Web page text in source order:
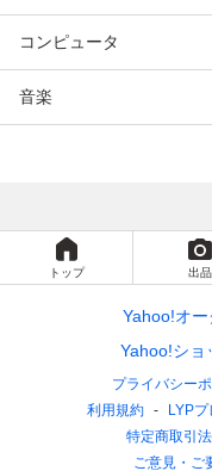
コンピュータ
音楽
トップ 出品
Yahoo!オ
Yahoo!ショ
プライバシー
利用規約
LYP
特定商取引
ご意見・ご